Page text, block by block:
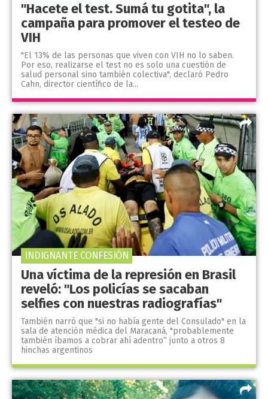
"Hacete el test. Sumá tu gotita", la
campaña para promover el testeo de
VIH
"El 13% de las personas que viven con VIH no lo saben.
Por eso, realizarse el test no es solo una cuestión de
salud personal sino también colectiva", declaró Pedro
Cahn, director científico de la...
Una víctima de la represión en Brasil
reveló: "Los policías se sacaban
selfies con nuestras radiografías"
También narró que "si no había gente del Consulado" en la
sala de atención médica del Maracaná, "probablemente
también íbamos a cobrar ahí adentro” junto a otros 8
hinchas argentinos
INDIGNANTE CONFESIÓN